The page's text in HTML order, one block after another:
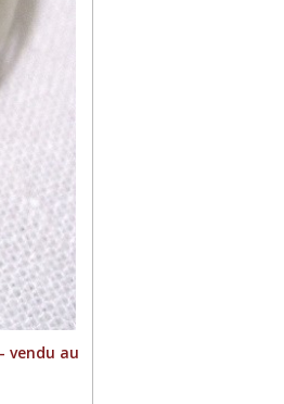
vendu au